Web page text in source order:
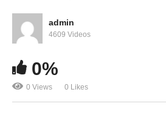
억달러 지급’
admin
4609 Videos
0%
0 Views 0 Likes